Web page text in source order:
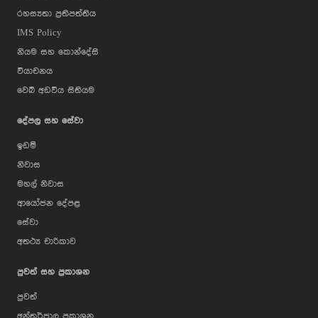
රහස්‍යතා ප්‍රතිපත්තිය
IMS Policy
නියම සහ කොන්දේසි
වියාචනය
වෙබ් අඩවිය සිතියම
දේපල සහ සේවා
ඉඩම්
නිවාස
මහල් නිවාස
ආයෝජන දේපළ
සේවා
අතථ්‍ය චාරිකාව
පුවත් සහ ප්‍රකාශන
පුවත්